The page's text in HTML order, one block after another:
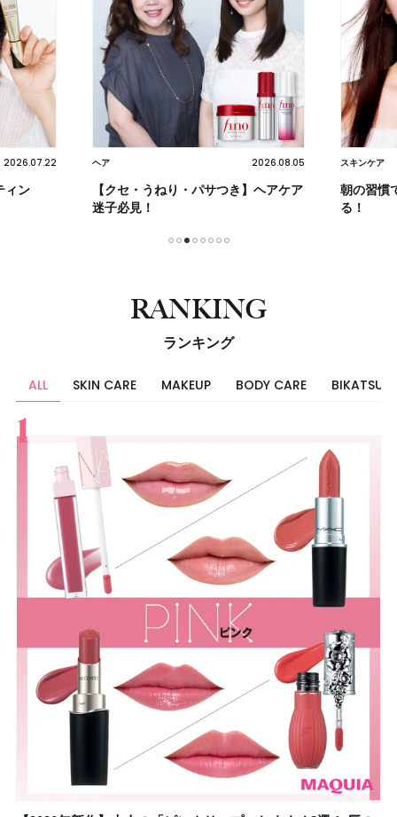
2026.07.22
ィン
ヘア 2026.08.05
【クセ・うねり・パサつき】ヘアケア
迷子必見！
スキンケア
朝の習慣
る！
RANKING
ランキング
ALL SKIN CARE MAKEUP BODY CARE BIKATSU
すべて
スキンケア
メイク
ボディケア
美活
ヘア
ライフスタイル
ビューティーズ